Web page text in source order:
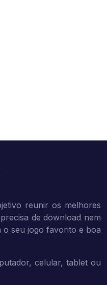
reunir os melhores
de download nem
o seu jogo favorito e boa
celular, tablet ou